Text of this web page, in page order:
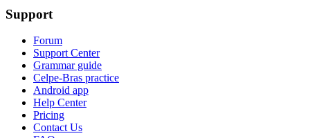
Support
Forum
Support Center
Grammar guide
Celpe-Bras practice
Android app
Help Center
Pricing
Contact Us